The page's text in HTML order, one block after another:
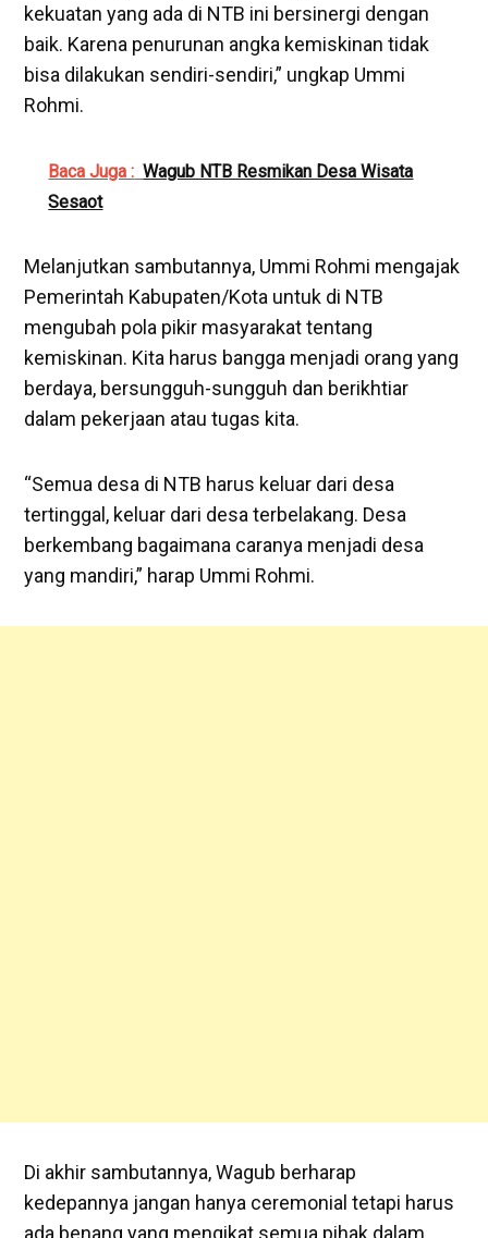
kekuatan yang ada di NTB ini bersinergi dengan
baik. Karena penurunan angka kemiskinan tidak
bisa dilakukan sendiri-sendiri,” ungkap Ummi
Rohmi.
Baca Juga : Wagub NTB Resmikan Desa Wisata
Sesaot
Melanjutkan sambutannya, Ummi Rohmi mengajak
Pemerintah Kabupaten/Kota untuk di NTB
mengubah pola pikir masyarakat tentang
kemiskinan. Kita harus bangga menjadi orang yang
berdaya, bersungguh-sungguh dan berikhtiar
dalam pekerjaan atau tugas kita.
“Semua desa di NTB harus keluar dari desa
tertinggal, keluar dari desa terbelakang. Desa
berkembang bagaimana caranya menjadi desa
yang mandiri,” harap Ummi Rohmi.
Di akhir sambutannya, Wagub berharap
kedepannya jangan hanya ceremonial tetapi harus
ada benang yang mengikat semua pihak dalam